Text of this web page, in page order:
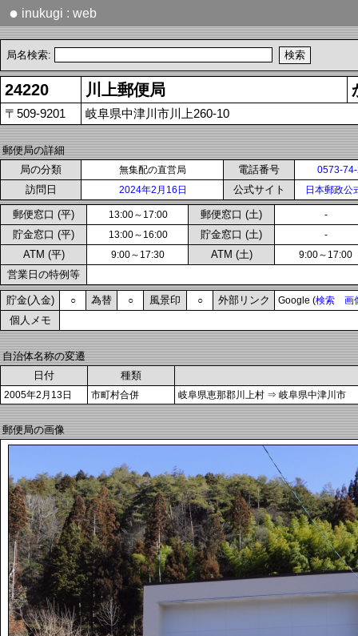
● inukugi : web
局名検索:
24220 川上郵便局
〒509-9201 岐阜県中津川市川上260-10
郵便局の詳細
局の分類
無集配の直営局 電話番号 0573-
訪問日 2024年2月16日 公式サイト 日本郵政公
郵便窓口 (平) 13:00～17:00 郵便窓口 (土) -
貯金窓口 (平) 13:00～16:00 貯金窓口 (土) -
ATM (平) 9:00～17:30 ATM (土) 9:00～17:00
営業日の特例等
貯金(入金) ○ 為替 ○ 風景印 ○ 外部リンク Google (検索 画
個人メモ
自治体名称の変遷
日付
種類
2005年2月13日 市町村合併 岐阜県恵那郡川上村 ⇒ 岐阜県中津川市
郵便局の画像